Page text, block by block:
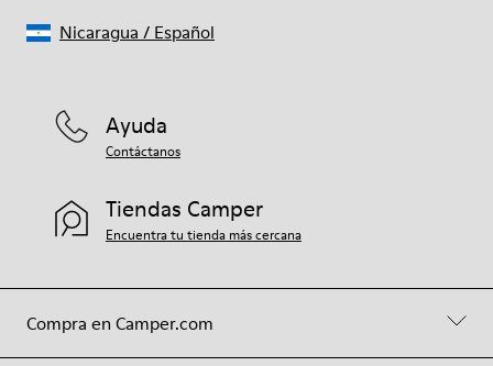
Compra en Camper.com
Ayuda
Contáctanos
Tiendas Camper
Encuentra tu tienda más cercana
Nicaragua / Español